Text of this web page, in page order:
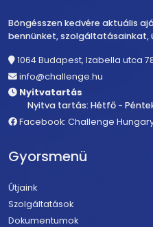
Böngésszen kedvére aktuális
bennünket,
1064 Budapest, Izabella utca
info@challenge.hu
Nyitvatartás
Nyitva tartás: Hétfő -
Facebook: Challenge
Gyorsmenü
Útjaink
Szolgáltatások
Dokumentumok